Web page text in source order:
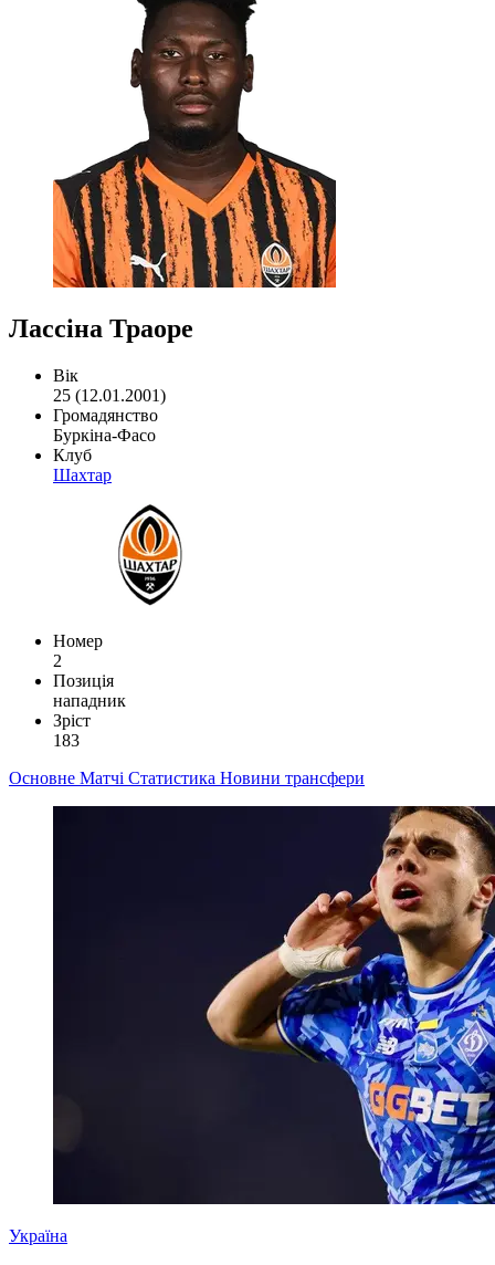
Лассіна Траоре
Вік
25 (12.01.2001)
Громадянство
Буркіна-Фасо
Клуб
Шахтар
Номер
2
Позиція
нападник
Зріст
183
Основне Матчі Статистика Новини трансфери
Україна